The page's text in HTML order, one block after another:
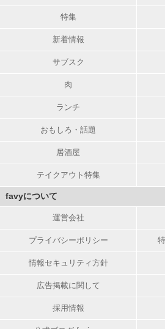
特集
新着情報
サブスク
肉
ランチ
おもしろ・話題
居酒屋
テイクアウト特集
favyについて
運営会社
プライバシーポリシー
情報セキュリティ方針
広告掲載に関して
採用情報